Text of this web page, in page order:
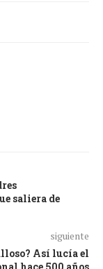
saliera de
siguiente
Así lucía el